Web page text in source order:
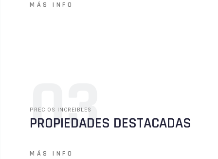
MÁS INFO
03
PRECIOS INCREIBLES
PROPIEDADES DESTACADAS
MÁS INFO